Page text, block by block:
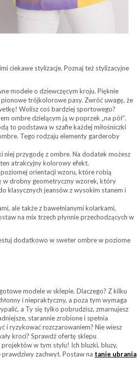
ciekawe stylizacje. Poznaj też stylizacyjne
modele o dziewczęcym kroju. Pięknie
trójkolorowe pasy. Zwróć uwagę, że
Wolisz coś bardziej sportowego?
ombre dzielącym ją w poprzek „na pół”.
to podstawa w szafie każdej miłośniczki
Tego rodzaju elementy garderoby
niej przygodę z ombre. Na dodatek możesz
atrakcyjny kolorowy efekt.
orientacji wzoru, które robią
w drobny geometryczny wzorek, który
klasycznych jeansów z wysokim stanem i
ale także z bawełnianymi kolarkami,
na mix trzech płynnie przechodzących w
dodatkowo w sweter ombre w poziome
modele w sklepie. Dlaczego? Z kilku
i niepraktyczny, a poza tym wymaga
a Ty się tylko pobrudzisz, zmarnujesz
starannie zrobione i spełnia
i ryzykować rozczarowaniem? Nie wiesz
kroci? Sprawdź ofertę sklepu
w tym stylu! Ich bluzki, bluzy,
zachwyt. Postaw na tanie ubrania